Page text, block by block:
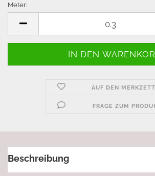
Meter:
AUF DEN
FRAGE ZUM
Beschreibung